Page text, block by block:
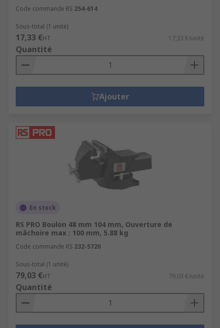
Code commande RS 254-614
Sous-total (1 unité)
17,33 €HT 17,33 €/unité
Quantité
Ajouter
En stock
RS PRO Boulon 48 mm 104 mm, Ouverture de
mâchoire max : 100 mm, 5.88 kg
Code commande RS 232-5720
Sous-total (1 unité)
79,03 €HT 79,03 €/unité
Quantité